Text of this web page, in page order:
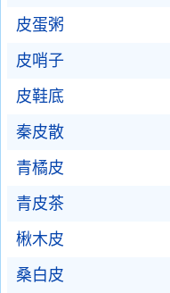
皮蛋粥
皮哨子
皮鞋底
秦皮散
青橘皮
青皮茶
楸木皮
桑白皮